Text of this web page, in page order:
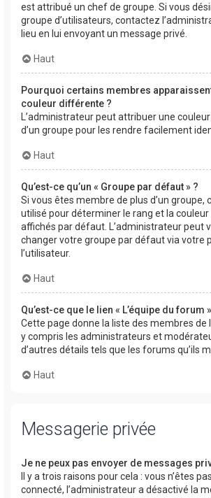
est attribué un chef de groupe. Si vous
groupe d’utilisateurs, contactez
lieu en lui envoyant un message privé.
Haut
Pourquoi certains membres
couleur différente ?
L’administrateur peut attribuer une
d’un groupe pour les rendre facilement
Haut
Qu’est-ce qu’un « Groupe par défaut » ?
Si vous êtes membre de plus d’un groupe,
utilisé pour déterminer le rang et la couleur
affichés par défaut. L’administrateur peut
changer votre groupe par défaut via votre
l’utilisateur.
Haut
Qu’est-ce que le lien « L’équipe du forum
Cette page donne la liste des membres de
y compris les administrateurs et
d’autres détails tels que les forums qu’ils
Haut
Messagerie privée
Je ne peux pas envoyer de messages
Il y a trois raisons pour cela : vous n’êtes
connecté, l’administrateur a désactivé la